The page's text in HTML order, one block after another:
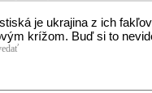
je ukrajina z ich
krížom. Buď si to